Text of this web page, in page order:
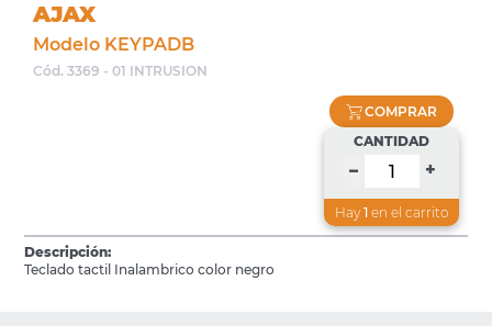
AJAX
Modelo KEYPADB
Cód. 3369 - 01 INTRUSION
COMPRAR
CANTIDAD
– +
Hay 1 en el carrito
Descripción:
Teclado tactil Inalambrico color negro